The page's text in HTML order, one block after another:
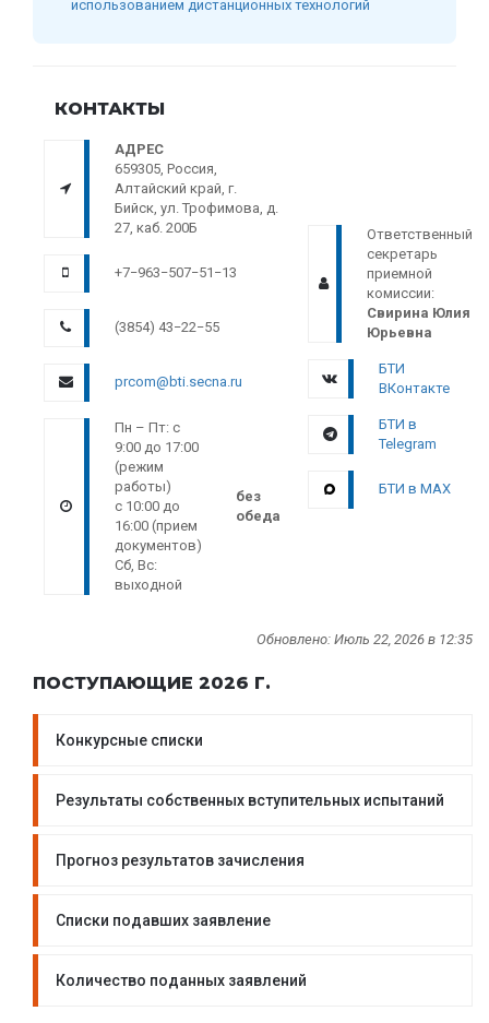
использованием дистанционных технологий
КОНТАКТЫ
АДРЕС
659305, Россия,
Алтайский край, г.
Бийск, ул. Трофимова, д.
27, каб. 200Б
+7−963−507−51−13
(3854) 43−22−55
prcom@bti.secna.ru
Пн – Пт: с
9:00 до 17:00
(режим
работы)
с 10:00 до
16:00 (прием
документов)
Сб, Вс:
выходной
без
обеда
Ответственный
секретарь
приемной
комиссии:
Свирина Юлия
Юрьевна
БТИ
ВКонтакте
БТИ в
Telegram
БТИ в MAX
Обновлено: Июль 22, 2026 в 12:35
ПОСТУПАЮЩИЕ 2026 Г.
Конкурсные списки
Результаты собственных вступительных испытаний
Прогноз результатов зачисления
Списки подавших заявление
Количество поданных заявлений